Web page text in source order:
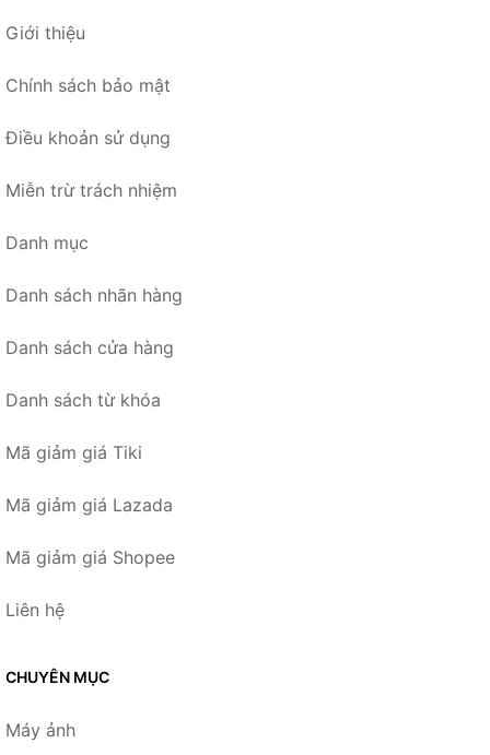
Giới thiệu
Chính sách bảo mật
Điều khoản sử dụng
Miễn trừ trách nhiệm
Danh mục
Danh sách nhãn hàng
Danh sách cửa hàng
Danh sách từ khóa
Mã giảm giá Tiki
Mã giảm giá Lazada
Mã giảm giá Shopee
Liên hệ
CHUYÊN MỤC
Máy ảnh